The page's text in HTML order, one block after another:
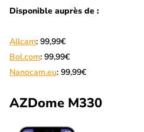
Disponible auprès de :
Allcam: 99,99€
Bol.com: 99,99€
Nanocam.eu: 99,99€
AZDome M330